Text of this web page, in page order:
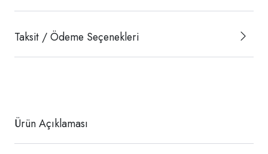
Taksit / Ödeme Seçenekleri
Ürün Açıklaması